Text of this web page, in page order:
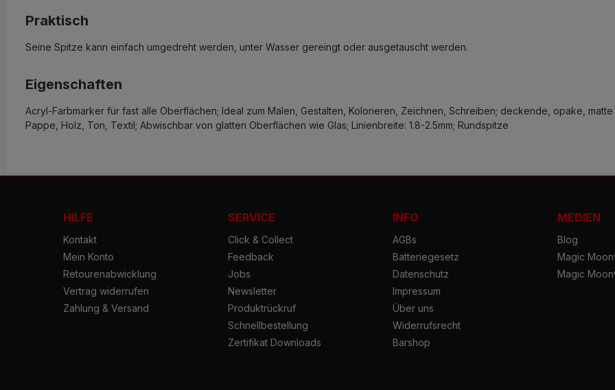
Praktisch
Seine Spitze kann einfach umgedreht werden, unter Wasser gereingt oder ausgetauscht werden.
Eigenschaften
Acryl-Farbmarker für fast alle Oberflächen; Ideal zum Malen, Gestalten, Kolorieren, Zeichnen, Schreiben; deckende, opake,
Pappe, Holz, Ton, Textil; Abwischbar von glatten Oberflächen wie Glas; Linienbreite: 1.8-2.5mm; Rundspitze
HILFE
Kontakt
Mein Konto
Retourenabwicklung
Vertrag widerrufen
Zahlung & Versand
SERVICE
Click & Collect
Feedback
Jobs
Newsletter
Produktrückruf
Schnellbestellung
Zertifikat Downloads
INFO
AGBs
Batteriegesetz
Datenschutz
Impressum
Über uns
Widerrufsrecht
Barshop
MEDIEN
Blog
Magic
Magic